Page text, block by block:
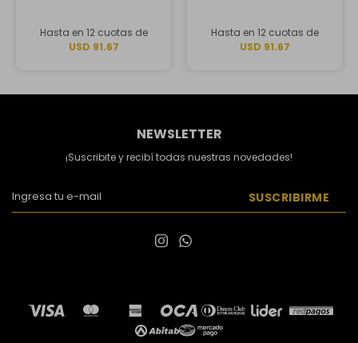
Hasta en 12 cuotas de
USD 91.67
Hasta en 12 cuotas de
USD 91.67
NEWSLETTER
¡Suscribite y recibí todas nuestras novedades!
SUSCRIBIRME
 